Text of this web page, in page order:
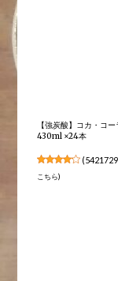
【強炭酸】コカ・コ
430ml ×24本
(
こちら)